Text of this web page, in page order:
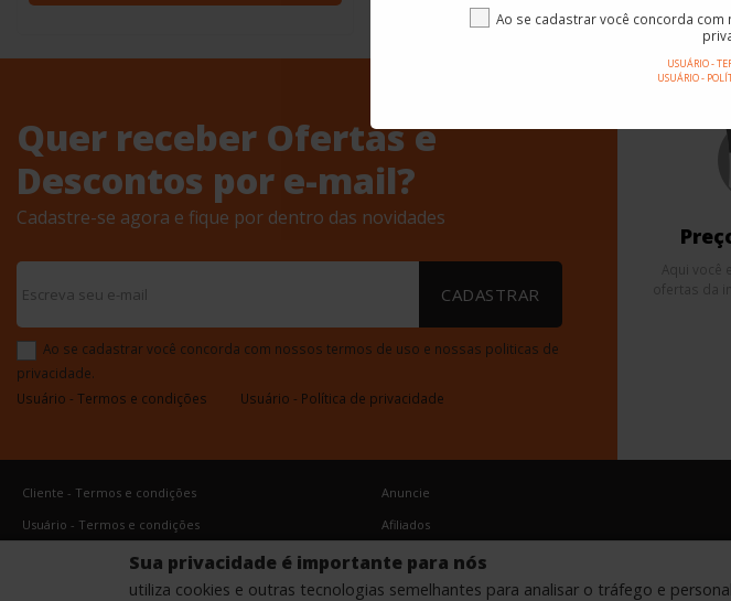
Ao se cadastrar você concorda
USUÁRIO -
USUÁRIO -
Sua privacidade é importante para nós
utiliza cookies e outras tecnologias semelhantes para analisar o tráfego e
Quer receber Ofertas e
Descontos por e-mail?
Cadastre-se agora e fique por dentro das novidades
CADASTRAR
Ao se cadastrar você concorda com nossos termos de uso e nossas politicas de
privacidade.
Usuário - Termos e condições
Usuário - Política de privacidade
Cliente - Termos e condições
Usuário - Termos e condições
Usuário - Política de privacidade
Usuário - Politica de Cookies
Anuncie
Afiliados